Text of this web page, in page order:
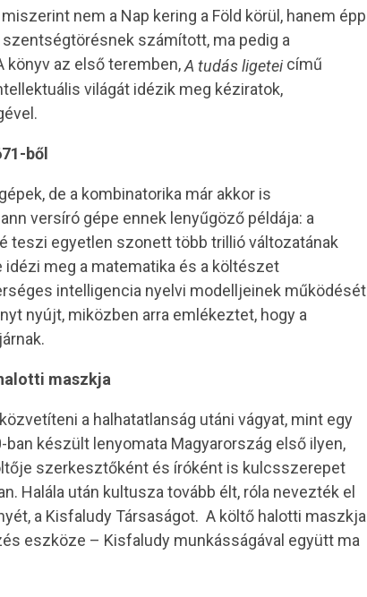
nem a Nap kering a Föld körül, hanem épp
számított, ma pedig a
könyv az első teremben,A tudás ligeteicímű
világát idézik meg kéziratok,
ből
de a kombinatorika már akkor is
versíró gépe ennek lenyűgöző példája: a
egyetlen szonett több trillió változatának
idézi meg a matematika és a költészet
intelligencia nyelvi modelljeinek működését
nyújt, miközben arra emlékeztet, hogy a
maszkja
a halhatatlanság utáni vágyat, mint egy
készült lenyomata Magyarország első ilyen,
szerkesztőként és íróként is kulcsszerepet
Halála után kultusza tovább élt, róla nevezték el
a Kisfaludy Társaságot. A költő halotti maszkja
eszköze – Kisfaludy munkásságával együtt ma